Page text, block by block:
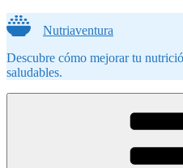
Saltar
al
Nutriaventura
Descubre cómo mejorar tu
saludables.